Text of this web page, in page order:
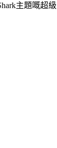
主題嘅